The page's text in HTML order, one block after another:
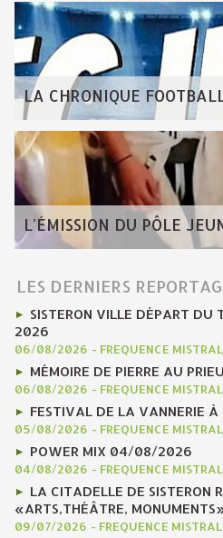
LA CHRONIQUE
L'ÉMISSION DU PÔLE
LES DERNIERS
SISTERON VILLE DÉPART DU
2026
06/08/2026 - FREQUENCE
MÉMOIRE DE PIERRE AU
06/08/2026 - FREQUENCE
FESTIVAL DE LA VANNERIE À
05/08/2026 - FREQUENCE
POWER MIX 04/08/2026
04/08/2026 - FREQUENCE
LA CITADELLE DE SISTERON
«ARTS,THÉÂTRE,
09/07/2026 - FREQUENCE